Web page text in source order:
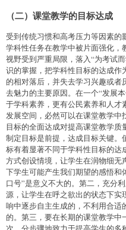
（二）课堂教学的目标达成
受到传统习惯和高考压力等因素的
学科性任务在教学中被片面强化，
视野受到严重局限，落入“为考试
识的掌握，把学科性目标的达成作
的相对落后，并失去学习兴趣或
去魅力的主要原因。在一个“发展
于学科素养，更有公民素养和人才
发展空间，必然可以在课堂教学
目标的全面达成对提高课堂教学质
制定目标是前提，达成目标关键。
标有着显著不同于学科性目标的达
方式创设情境，让学生在润物细
下学生可能产生我们期望的感悟和
口号”是意义不大的。第二，充分
源，让学生在呼之欲出的状态下实
响中逐步自主生成的，不利用合适
的。第三，要在长期的课堂教学